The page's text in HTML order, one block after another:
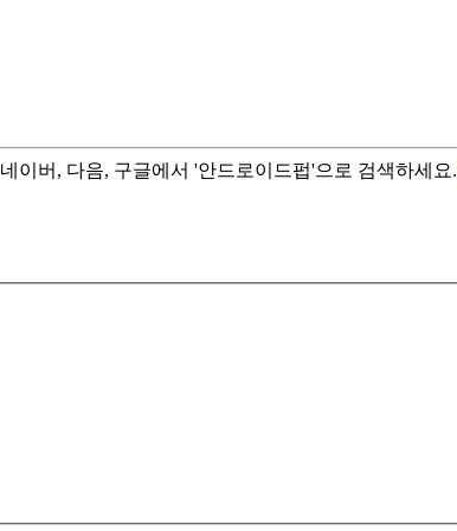
네이버, 다음, 구글에서 '안드로이드펍'으로 검색하세요.